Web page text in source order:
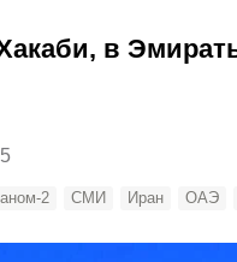
в
2 СМИ Иран ОАЭ